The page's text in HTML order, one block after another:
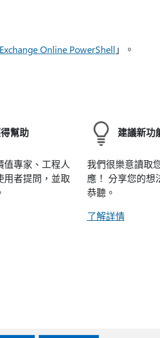
Online PowerShell 」。
幫助
值專家、工程人
用者提問，並取
建議新功
我們很樂意讀取
應！ 分享您的想
恭聽。
了解詳情